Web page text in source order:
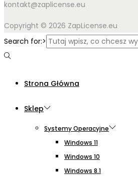
kontakt@zaplicense.eu
Copyright © 2026 ZapLicense.eu
Search for:>
Strona Główna
Sklep
Systemy Operacyjne
Windows 11
Windows 10
Windows 8.1